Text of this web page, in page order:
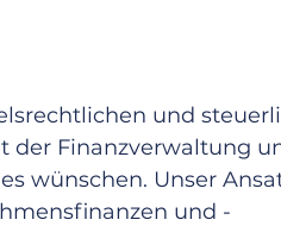
und
der Finanzverwaltung
wünschen. Unser
und -